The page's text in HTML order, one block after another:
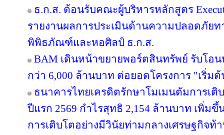
ธ.ก.ส. ต้อนรับคณะผู้บริหารหลักสูตร
รายงานผลการประเมินด้านความปลอดภัยท
พิพิธภัณฑ์และหอศิลป์ ธ.ก.ส.
BAM เดินหน้าขยายพอร์ตสินทรัพย์ รับโอ
กว่า 6,000 ล้านบาท ต่อยอดโครงการ "เริ่ม
ธนาคารไทยเครดิตรักษาโมเมนตัมการเติ
ปีแรก 2569 กำไรสุทธิ 2,154 ล้านบาท เพิ่ม
การเติบโตอย่างมีวินัยท่ามกลางเศรษฐกิจท้